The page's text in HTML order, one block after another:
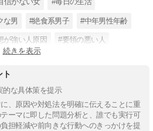
な男 #絶食系男子 #中年男性年齢
が強い人原因 #要領の悪い人
続きを表示
ト
的な具体策を提示
、原因や対処法を明確に伝えることに重
ーマに即した問題分析と、誰でも実行可
担軽減や前向きな行動へのきっかけを提